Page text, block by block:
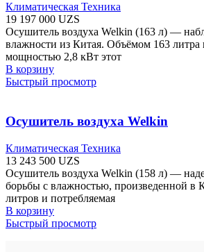
Климатическая Техника
19 197 000 UZS
Осушитель воздуха Welkin (163 л) —
влажности из Китая. Объёмом 163 литра
мощностью 2,8 кВт этот
В корзину
Быстрый просмотр
Осушитель воздуха Welkin
Климатическая Техника
13 243 500 UZS
Осушитель воздуха Welkin (158 л) —
борьбы с влажностью, произведенной в
литров и потребляемая
В корзину
Быстрый просмотр